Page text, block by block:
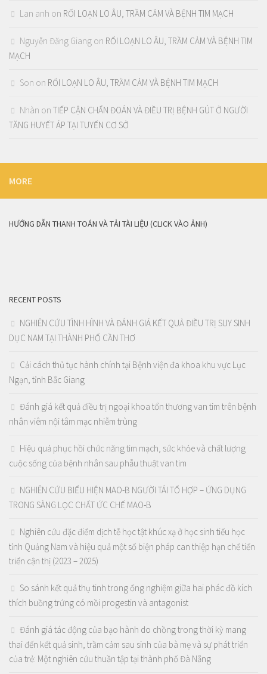
Lan anh on RỐI LOẠN LO ÂU, TRẦM CẢM VÀ BỆNH TIM MẠCH
Nguyễn Đăng Giang on RỐI LOẠN LO ÂU, TRẦM CẢM VÀ BỆNH TIM
MẠCH
Son on RỐI LOẠN LO ÂU, TRẦM CẢM VÀ BỆNH TIM MẠCH
Nhàn on TIẾP CẬN CHẨN ĐOÁN VÀ ĐIỀU TRỊ BỆNH GÚT Ở NGƯỜI
TĂNG HUYẾT ÁP TẠI TUYẾN CƠ SỞ
MORE
HƯỚNG DẪN THANH TOÁN VÀ TẢI TÀI LIỆU (CLICK VÀO ẢNH)
RECENT POSTS
NGHIÊN CỨU TÌNH HÌNH VÀ ĐÁNH GIÁ KẾT QUẢ ĐIỀU TRỊ SUY SINH
DỤC NAM TẠI THÀNH PHỐ CẦN THƠ
Cải cách thủ tục hành chính tại Bệnh viện đa khoa khu vực Lục
Ngạn, tỉnh Bắc Giang
Đánh giá kết quả điều trị ngoại khoa tổn thương van tim trên bệnh
nhân viêm nội tâm mạc nhiễm trùng
Hiệu quả phục hồi chức năng tim mạch, sức khỏe và chất lượng
cuộc sống của bệnh nhân sau phẫu thuật van tim
NGHIÊN CỨU BIỂU HIỆN MAO-B NGƯỜI TÁI TỔ HỢP – ỨNG DỤNG
TRONG SÀNG LỌC CHẤT ỨC CHẾ MAO-B
Nghiên cứu đặc điểm dịch tễ học tật khúc xạ ở học sinh tiểu học
tỉnh Quảng Nam và hiệu quả một số biện pháp can thiệp hạn chế tiến
triển cận thị (2023 – 2025)
So sánh kết quả thụ tinh trong ống nghiệm giữa hai phác đồ kích
thích buồng trứng có mồi progestin và antagonist
Đánh giá tác động của bạo hành do chồng trong thời kỳ mang
thai đến kết quả sinh, trầm cảm sau sinh của bà mẹ và sự phát triển
của trẻ: Một nghiên cứu thuần tập tại thành phố Đà Nẵng